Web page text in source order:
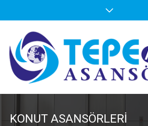
KONUT ASANSÖRLERI